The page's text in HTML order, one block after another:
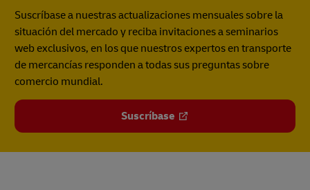
Suscríbase a nuestras actualizaciones mensuales sobre la
situación del mercado y reciba invitaciones a seminarios
web exclusivos, en los que nuestros expertos en transporte
de mercancías responden a todas sus preguntas sobre
comercio mundial.
Suscríbase